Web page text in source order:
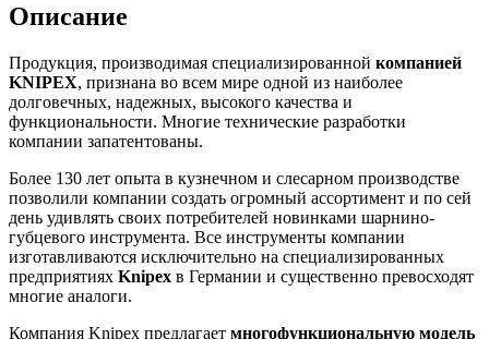
Описание
Продукция, производимая специализированной компанией
KNIPEX, признана во всем мире одной из наиболее
долговечных, надежных, высокого качества и
функциональности. Многие технические разработки
компании запатентованы.
Более 130 лет опыта в кузнечном и слесарном производстве
позволили компании создать огромный ассортимент и по сей
день удивлять своих потребителей новинками шарнино-
губцевого инструмента. Все инструменты компании
изготавливаются исключительно на специализированных
предприятиях Knipex в Германии и существенно превосходят
многие аналоги.
Компания Knipex предлагает многофункциональную модель